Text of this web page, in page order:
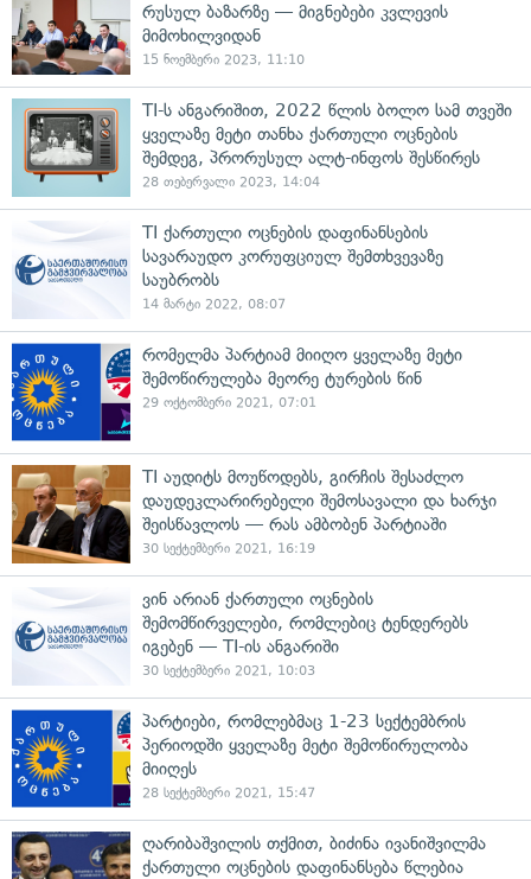
რუსულ ბაზარზე — მიგნებები კვლევის
მიმოხილვიდან
15 ნოემბერი 2023, 11:10
TI-ს ანგარიშით, 2022 წლის ბოლო სამ თვეში
ყველაზე მეტი თანხა ქართული ოცნების
შემდეგ, პრორუსულ ალტ-ინფოს შესწირეს
28 თებერვალი 2023, 14:04
TI ქართული ოცნების დაფინანსების
სავარაუდო კორუფციულ შემთხვევაზე
საუბრობს
14 მარტი 2022, 08:07
რომელმა პარტიამ მიიღო ყველაზე მეტი
შემოწირულება მეორე ტურების წინ
29 ოქტომბერი 2021, 07:01
TI აუდიტს მოუწოდებს, გირჩის შესაძლო
დაუდეკლარირებელი შემოსავალი და ხარჯი
შეისწავლოს — რას ამბობენ პარტიაში
30 სექტემბერი 2021, 16:19
ვინ არიან ქართული ოცნების
შემომწირველები, რომლებიც ტენდერებს
იგებენ — TI-ის ანგარიში
30 სექტემბერი 2021, 10:03
პარტიები, რომლებმაც 1-23 სექტემბრის
პერიოდში ყველაზე მეტი შემოწირულობა
მიიღეს
28 სექტემბერი 2021, 15:47
ღარიბაშვილის თქმით, ბიძინა ივანიშვილმა
ქართული ოცნების დაფინანსება წლებია